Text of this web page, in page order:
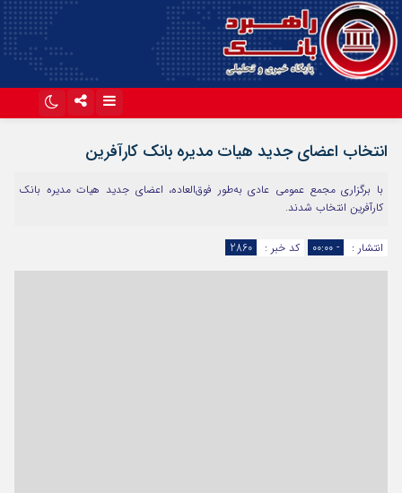
انتخاب اعضای جدید هیات مدیره بانک کارآفرین
با برگزاری مجمع عمومی عادی به‌طور فوق‌العاده، اعضای جدید هیات مدیره بانک
کارآفرین انتخاب شدند.
انتشار : - ۰۰:۰۰ کد خبر : 2860